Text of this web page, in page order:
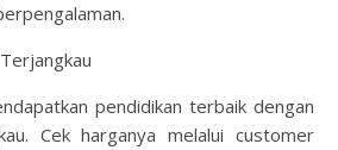
pendidikan terbaik dengan
Cek harganya melalui customer